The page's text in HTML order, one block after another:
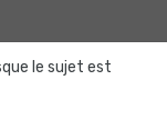
le sujet est